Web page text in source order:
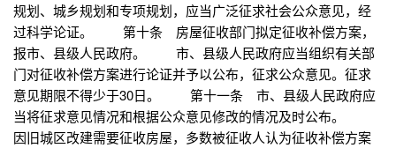
规划、城乡规划和专项规划，应当广泛征求社会公众意见，经
过科学论证。 第十条 房屋征收部门拟定征收补偿方案，
报市、县级人民政府。 市、县级人民政府应当组织有关部
门对征收补偿方案进行论证并予以公布，征求公众意见。征求
意见期限不得少于30日。 第十一条 市、县级人民政府应
当将征求意见情况和根据公众意见修改的情况及时公布。
因旧城区改建需要征收房屋，多数被征收人认为征收补偿方案